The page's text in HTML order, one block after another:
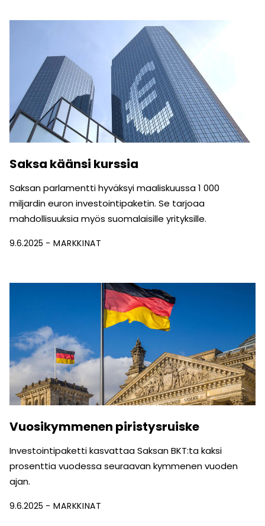
Saksa käänsi kurssia
Saksan parlamentti hyväksyi maaliskuussa 1 000
miljardin euron investointipaketin. Se tarjoaa
mahdollisuuksia myös suomalaisille yrityksille.
9.6.2025 MARKKINAT
Vuosikymmenen piristysruiske
Investointipaketti kasvattaa Saksan BKT:ta kaksi
prosenttia vuodessa seuraavan kymmenen vuoden
ajan.
9.6.2025 MARKKINAT